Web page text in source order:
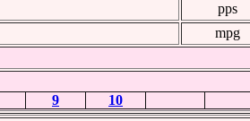
pps
mpg
9 10